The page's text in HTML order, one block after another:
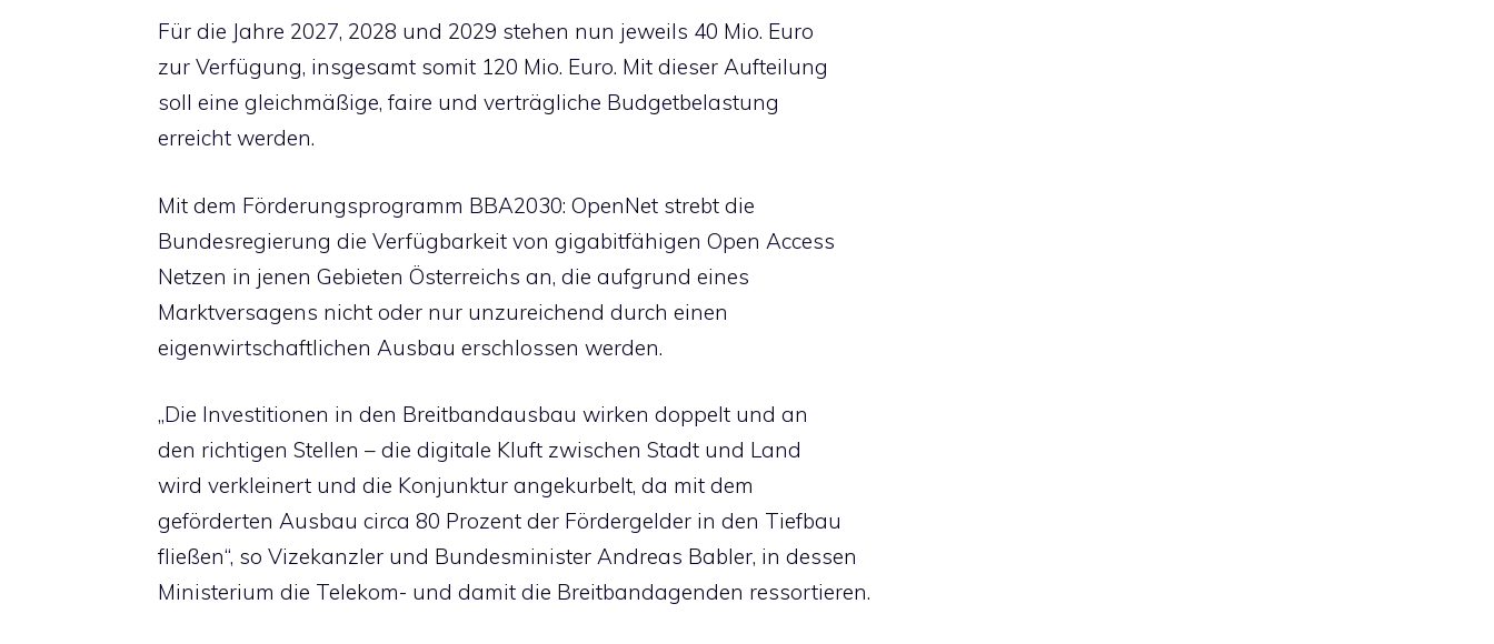
Für die Jahre 2027, 2028 und 2029 stehen nun jeweils 40 Mio. Euro
zur Verfügung, insgesamt somit 120 Mio. Euro. Mit dieser Aufteilung
soll eine gleichmäßige, faire und verträgliche Budgetbelastung
erreicht werden.
Mit dem Förderungsprogramm BBA2030: OpenNet strebt die
Bundesregierung die Verfügbarkeit von gigabitfähigen Open Access
Netzen in jenen Gebieten Österreichs an, die aufgrund eines
Marktversagens nicht oder nur unzureichend durch einen
eigenwirtschaftlichen Ausbau erschlossen werden.
„Die Investitionen in den Breitbandausbau wirken doppelt und an
den richtigen Stellen – die digitale Kluft zwischen Stadt und Land
wird verkleinert und die Konjunktur angekurbelt, da mit dem
geförderten Ausbau circa 80 Prozent der Fördergelder in den Tiefbau
fließen“, so Vizekanzler und Bundesminister Andreas Babler, in dessen
Ministerium die Telekom- und damit die Breitbandagenden ressortieren.